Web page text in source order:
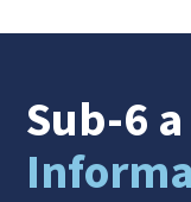
Sub-6